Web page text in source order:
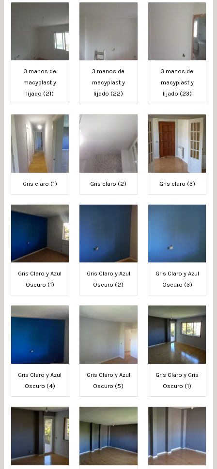
3 manos de
macyplast y
lijado (21)
3 manos de
macyplast y
lijado (22)
3 manos de
macyplast y
lijado (23)
Gris claro (1) Gris claro (2) Gris claro (3)
Gris Claro y Azul
Oscuro (1)
Gris Claro y Azul
Oscuro (2)
Gris Claro y Azul
Oscuro (3)
Gris Claro y Azul
Oscuro (4)
Gris Claro y Azul
Oscuro (5)
Gris Claro y Gris
Oscuro (1)